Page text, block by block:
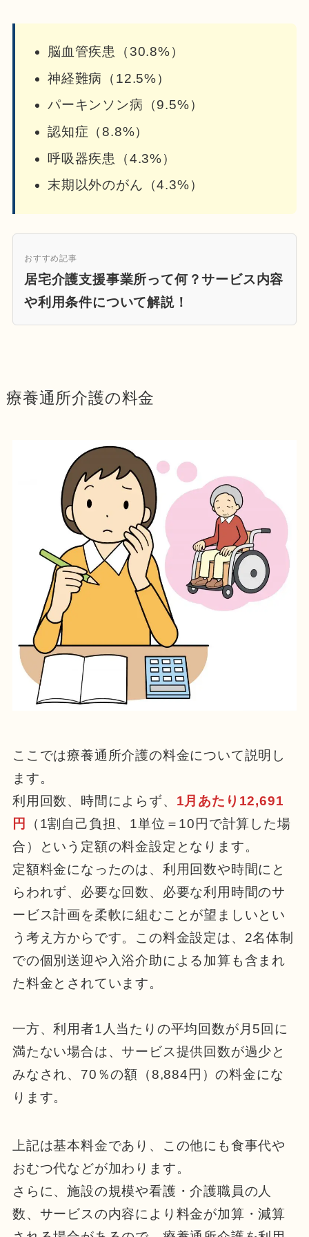
脳血管疾患（30.8%）
神経難病（12.5%）
パーキンソン病（9.5%）
認知症（8.8%）
呼吸器疾患（4.3%）
末期以外のがん（4.3%）
おすすめ記事
居宅介護支援事業所って何？サービス内容
や利用条件について解説！
療養通所介護の料金
ここでは療養通所介護の料金について説明し
ます。
利用回数、時間によらず、 1月あたり12,691
円
（1割自己負担、1単位＝10円で計算した場
合）という定額の料金設定となります。
定額料金になったのは、利用回数や時間にと
らわれず、必要な回数、必要な利用時間のサ
ービス計画を柔軟に組むことが望ましいとい
う考え方からです。この料金設定は、2名体制
での個別送迎や入浴介助による加算も含まれ
た料金とされています。
一方、利用者1人当たりの平均回数が月5回に
満たない場合は、サービス提供回数が過少と
みなされ、70％の額（8,884円）の料金にな
ります。
上記は基本料金であり、この他にも食事代や
おむつ代などが加わります。
さらに、施設の規模や看護・介護職員の人
数、サービスの内容により料金が加算・減算